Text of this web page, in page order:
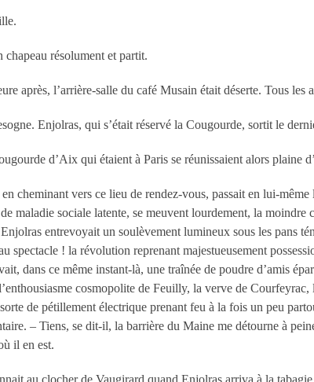
chapeau résolument et partit.
après, l’arrière-salle du café Musain était déserte. Tous
Enjolras, qui s’était réservé la Cougourde, sortit le
d’Aix qui étaient à Paris se réunissaient alors plaine
cheminant vers ce lieu de rendez-vous, passait en lui-
de maladie sociale latente, se meuvent lourdement, la
Enjolras entrevoyait un soulèvement lumineux sous les pans
spectacle ! la révolution reprenant majestueusement
dans ce même instant-là, une traînée de poudre d’amis
cosmopolite de Feuilly, la verve de
de pétillement électrique prenant feu à la fois un peu
– Tiens, se dit-il, la barrière du Maine me détourne à
il en est.
au clocher de Vaugirard quand Enjolras arriva à la